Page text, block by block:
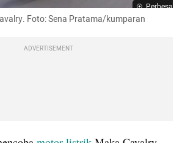
Perbesar
Foto: Sena Pratama/kumparan
ADVERTISEMENT